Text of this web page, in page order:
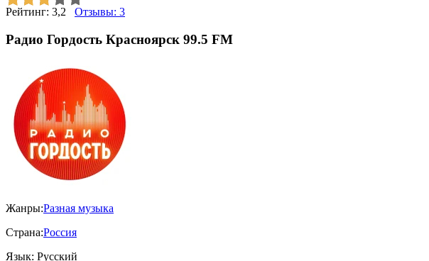
Рейтинг: 3,2 Отзывы: 3
Радио Гордость Красноярск 99.5 FM
Жанры:Разная музыка
Страна:Россия
Язык: Русский